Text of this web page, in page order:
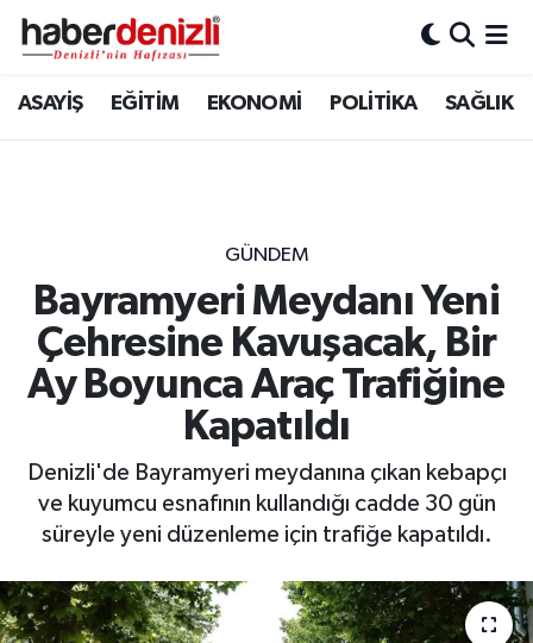
ASAYİŞ EĞİTİM EKONOMİ POLİTİKA SAĞLIK
GÜNDEM
Bayramyeri Meydanı Yeni
Çehresine Kavuşacak, Bir
Ay Boyunca Araç Trafiğine
Kapatıldı
Denizli'de Bayramyeri meydanına çıkan kebapçı
ve kuyumcu esnafının kullandığı cadde 30 gün
süreyle yeni düzenleme için trafiğe kapatıldı.
Denizli Nöbetçi Eczaneler
Tüm Manşetler
Son Dakika Haberleri